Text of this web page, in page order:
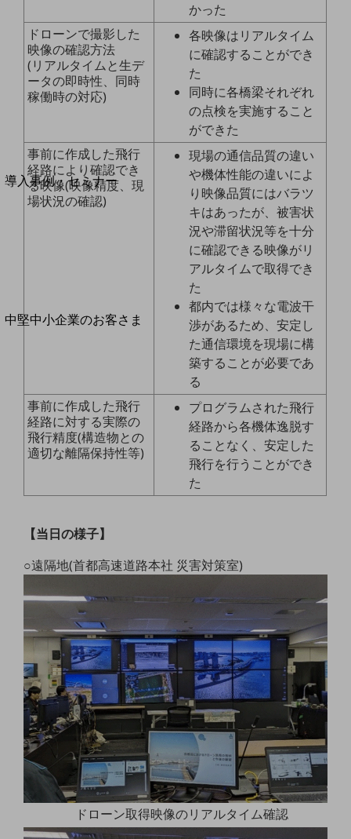
運用保守・故障紛失サポート
回線・ネットワーク
お手続き
別ウィンドウで開きます
サービスをご利用中のお客さま
導入事例・セミナー
導入事例TOP
最新の導入事例や注目の導入事例をご紹介します
開催・出展する各種セミナー、イベント情報をご紹介します
別ウィンドウで開きます
中堅中小企業のお客さま
解決するヒントをお届けする記事サイト
新着記事
お役立ち資料ダウンロード
トレンド記事特集
IT用語集
サービス・ソリューション
中堅中小企業のビジネスをサポート！
お悩みから見つけるTOP
ネットワーク
モバイル・音声
バックオフィス
リモート・ハイブリッドワーク
セキュリティ
その他のお悩みはこちら
業界から見つける
業界から見つけるTOP
製造業
小売・卸売業
かった
ドローンで撮影した
映像の確認方法
(リアルタイムと生デ
ータの即時性、同時
稼働時の対応)
各映像はリアルタイム
に確認することができ
た
同時に各橋梁それぞれ
の点検を実施すること
ができた
事前に作成した飛行
経路により確認でき
る映像(映像精度、現
場状況の確認)
現場の通信品質の違い
や機体性能の違いによ
り映像品質にはバラツ
キはあったが、被害状
況や滞留状況等を十分
に確認できる映像がリ
アルタイムで取得でき
た
都内では様々な電波干
渉があるため、安定し
た通信環境を現場に構
築することが必要であ
る
事前に作成した飛行
経路に対する実際の
飛行精度(構造物との
適切な離隔保持性等)
プログラムされた飛行
経路から各機体逸脱す
ることなく、安定した
飛行を行うことができ
た
【当日の様子】
○遠隔地(首都高速道路本社 災害対策室)
ドローン取得映像のリアルタイム確認